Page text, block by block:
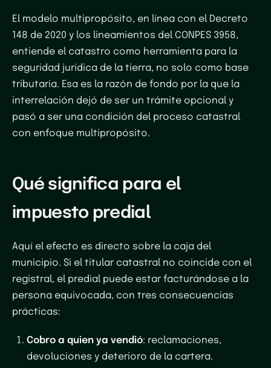
El modelo multipropósito, en línea con el Decreto
148 de 2020 y los lineamientos del CONPES 3958,
entiende el catastro como herramienta para la
seguridad jurídica de la tierra, no solo como base
tributaria. Esa es la razón de fondo por la que la
interrelación dejó de ser un trámite opcional y
pasó a ser una condición del proceso catastral
con enfoque multipropósito.
Qué significa para el
impuesto predial
Aquí el efecto es directo sobre la caja del
municipio. Si el titular catastral no coincide con el
registral, el predial puede estar facturándose a la
persona equivocada, con tres consecuencias
prácticas:
Cobro a quien ya vendió: reclamaciones,
devoluciones y deterioro de la cartera.